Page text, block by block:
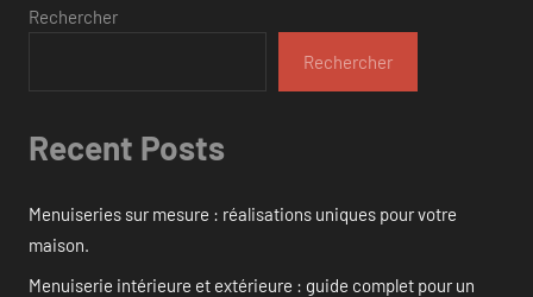
Rechercher
Rechercher
Recent Posts
Menuiseries sur mesure : réalisations uniques pour votre
maison.
Menuiserie intérieure et extérieure : guide complet pour un